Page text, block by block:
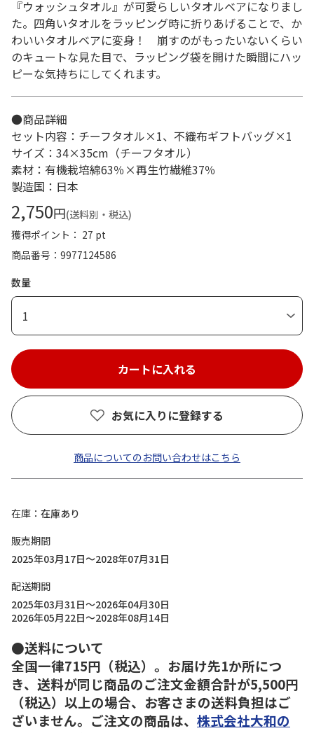
『ウォッシュタオル』が可愛らしいタオルベアになりまし
た。四角いタオルをラッピング時に折りあげることで、か
わいいタオルベアに変身！ 崩すのがもったいないくらい
のキュートな見た目で、ラッピング袋を開けた瞬間にハッ
ピーな気持ちにしてくれます。
●商品詳細
セット内容：チーフタオル×1、不織布ギフトバッグ×1
サイズ：34×35cm（チーフタオル）
素材：有機栽培綿63％×再生竹繊維37％
製造国：日本
2,750円(送料別・税込)
獲得ポイント： 27 pt
商品番号
9977124586
数量
1
お気に入りに登録する
商品についてのお問い合わせはこちら
在庫
在庫あり
販売期間
2025年03月17日～2028年07月31日
配送期間
2025年03月31日～2026年04月30日
2026年05月22日～2028年08月14日
●送料について
全国一律715円（税込）。お届け先1か所につ
き、送料が同じ商品のご注文金額合計が5,500円
（税込）以上の場合、お客さまの送料負担はご
ざいません。ご注文の商品は、 株式会社大和の